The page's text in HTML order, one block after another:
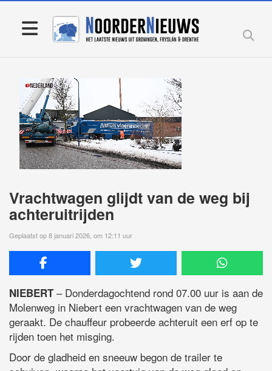
Vrachtwagen glijdt van de weg bij
achteruitrijden
Geplaatst op 8 januari 2026, om 12:11 uur
NIEBERT– Donderdagochtend rond 07.00 uur is aan de
Molenweg in Niebert een vrachtwagen van de weg
geraakt. De chauffeur probeerde achteruit een erf op te
rijden toen het misging.
Door de gladheid en sneeuw begon de trailer te